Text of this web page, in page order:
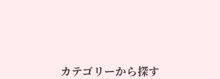
カテゴリーから探す